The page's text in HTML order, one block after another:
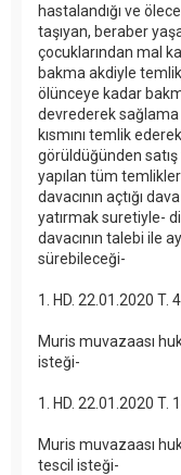
hastalandığı ve
taşıyan, beraber
çocuklarından mal
bakma akdiyle
ölünceye kadar
devrederek
kısmını temlik
görüldüğünden
yapılan tüm
davacının açtığı
yatırmak suretiyle-
davacının talebi ile
sürebileceği-
1. HD. 22.01.2020 T.
Muris muvazaası
isteği-
1. HD. 22.01.2020 T.
Muris muvazaası
tescil isteği-